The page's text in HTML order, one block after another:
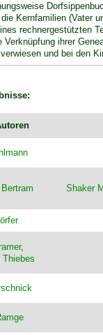
Kernfamilien (Vater
rechnergestützten
ihrer
und bei den
Shaker
,
Thiebes